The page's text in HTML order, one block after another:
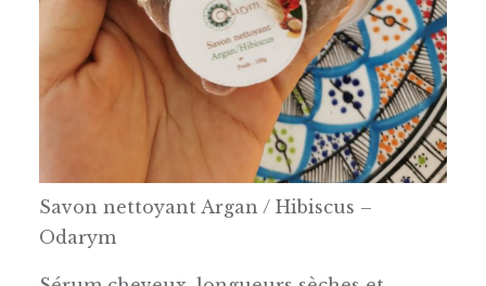
Savon nettoyant Argan / Hibiscus –
Odarym